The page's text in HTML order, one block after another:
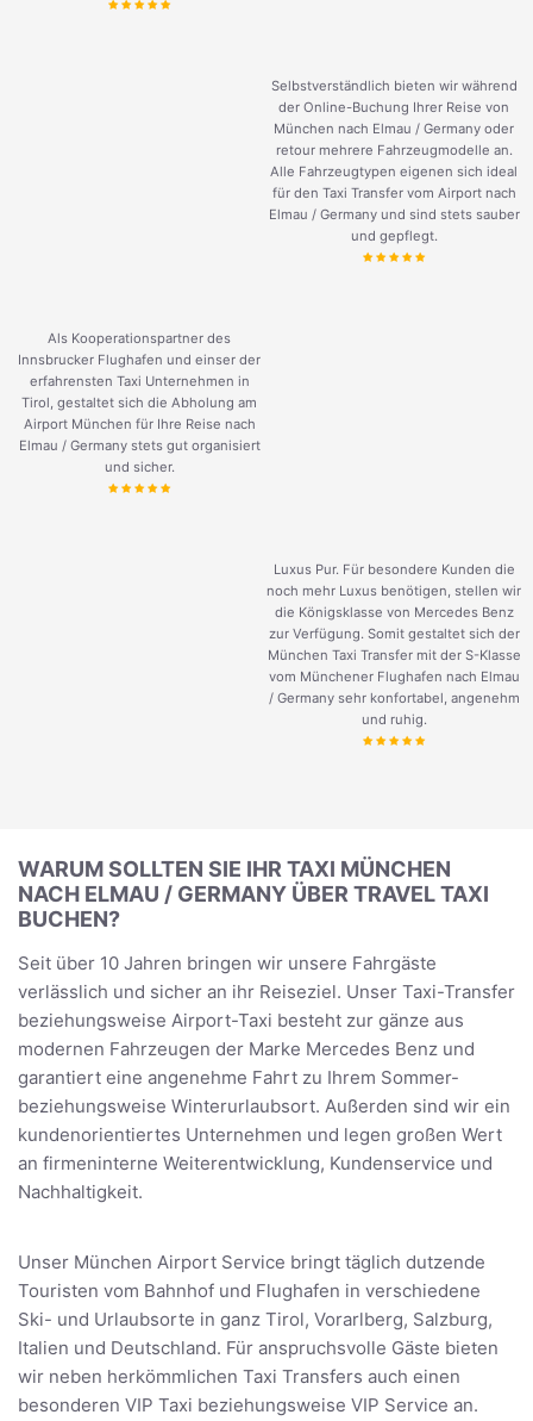
Selbstverständlich bieten wir während
der Online-Buchung Ihrer Reise von
München nach Elmau / Germany oder
retour mehrere Fahrzeugmodelle an.
Alle Fahrzeugtypen eigenen sich ideal
für den Taxi Transfer vom Airport nach
Elmau / Germany und sind stets sauber
und gepflegt.
Als Kooperationspartner des
Innsbrucker Flughafen und einser der
erfahrensten Taxi Unternehmen in
Tirol, gestaltet sich die Abholung am
Airport München für Ihre Reise nach
Elmau / Germany stets gut organisiert
und sicher.
Luxus Pur. Für besondere Kunden die
noch mehr Luxus benötigen, stellen wir
die Königsklasse von Mercedes Benz
zur Verfügung. Somit gestaltet sich der
München Taxi Transfer mit der S-Klasse
vom Münchener Flughafen nach Elmau
/ Germany sehr konfortabel, angenehm
und ruhig.
WARUM SOLLTEN SIE IHR TAXI MÜNCHEN
NACH ELMAU / GERMANY ÜBER TRAVEL TAXI
BUCHEN?
Seit über 10 Jahren bringen wir unsere Fahrgäste
verlässlich und sicher an ihr Reiseziel. Unser Taxi-Transfer
beziehungsweise Airport-Taxi besteht zur gänze aus
modernen Fahrzeugen der Marke Mercedes Benz und
garantiert eine angenehme Fahrt zu Ihrem Sommer-
beziehungsweise Winterurlaubsort. Außerden sind wir ein
kundenorientiertes Unternehmen und legen großen Wert
an firmeninterne Weiterentwicklung, Kundenservice und
Nachhaltigkeit.
Unser München Airport Service bringt täglich dutzende
Touristen vom Bahnhof und Flughafen in verschiedene
Ski- und Urlaubsorte in ganz Tirol, Vorarlberg, Salzburg,
Italien und Deutschland. Für anspruchsvolle Gäste bieten
wir neben herkömmlichen Taxi Transfers auch einen
besonderen VIP Taxi beziehungsweise VIP Service an.